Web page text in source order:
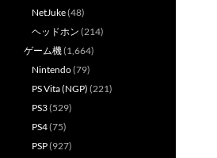
NetJuke(48)
ヘッドホン (214)
ゲーム機(1,664)
Nintendo(79)
PS Vita (NGP) (221)
PS3(529)
PS4(75)
PSP(927)